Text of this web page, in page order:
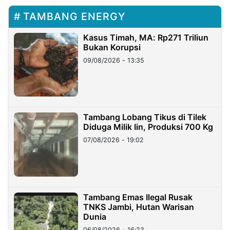
TAMBANG ENERGY
Kasus Timah, MA: Rp271 Triliun
Bukan Korupsi
09/08/2026 - 13:35
Tambang Lobang Tikus di Tilek
Diduga Milik Iin, Produksi 700 Kg
07/08/2026 - 19:02
Tambang Emas Ilegal Rusak
TNKS Jambi, Hutan Warisan
Dunia